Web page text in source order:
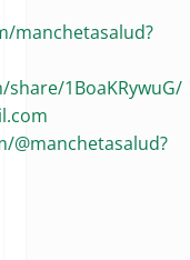
manchetasalud?
1BoaKRywuG/
@manchetasalud?